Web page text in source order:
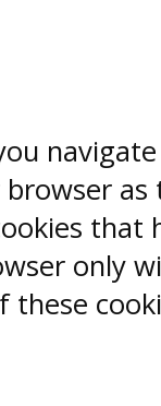
that
only